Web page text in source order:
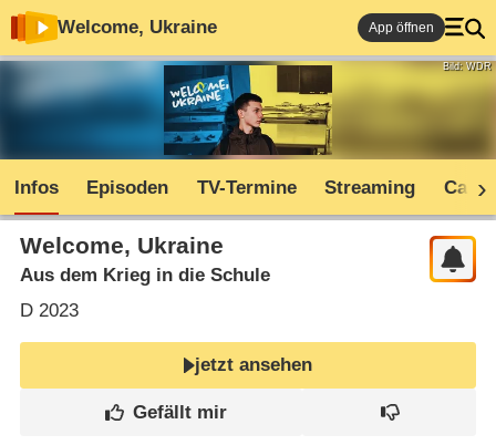
Welcome, Ukraine App öffnen
Bild: WDR
Infos Episoden TV-Termine Streaming Cast
Welcome, Ukraine
Aus dem Krieg in die Schule
D2023
jetzt ansehen